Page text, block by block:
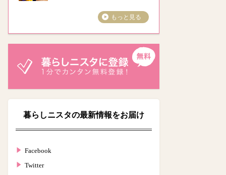
もっと見る
暮らしニスタの最新情報をお届け
Facebook
Twitter